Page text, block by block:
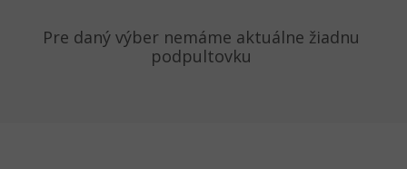
Pre daný výber nemáme aktuálne žiadnu
podpultovku